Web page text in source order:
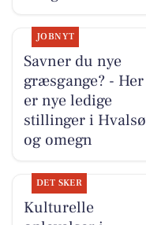
JOBNYT
Savner du nye
græsgange? - Her
er nye ledige
stillinger i Hvalsø
og omegn
DET SKER
Kulturelle